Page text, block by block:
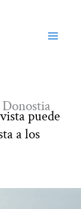
puede
a los